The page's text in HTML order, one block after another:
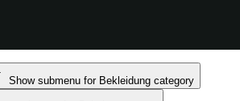
Show submenu for Bekleidung category